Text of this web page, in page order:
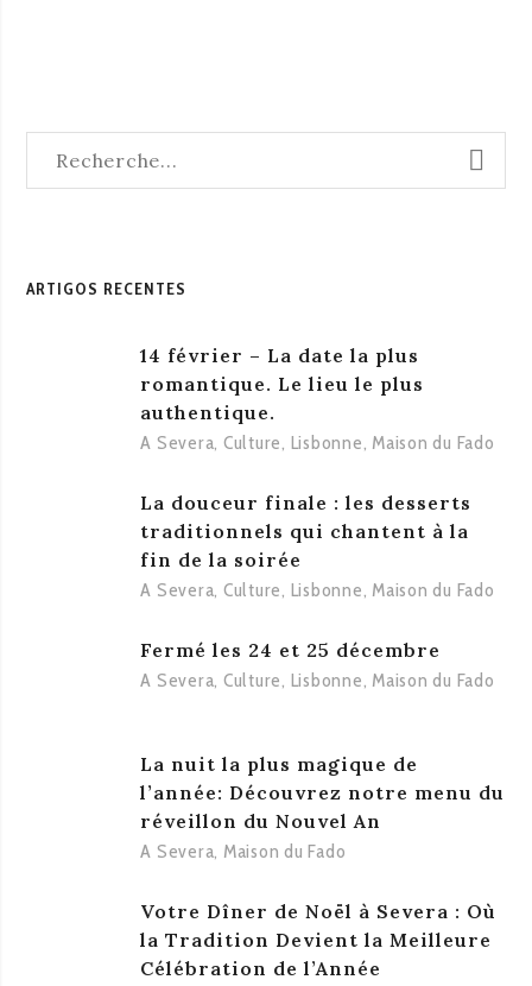
ARTIGOS RECENTES
14 février – La date la plus
romantique. Le lieu le plus
authentique.
A Severa, Culture, Lisbonne, Maison du Fado
La douceur finale : les desserts
traditionnels qui chantent à la
fin de la soirée
A Severa, Culture, Lisbonne, Maison du Fado
Fermé les 24 et 25 décembre
A Severa, Culture, Lisbonne, Maison du Fado
La nuit la plus magique de
l’année: Découvrez notre menu du
réveillon du Nouvel An
A Severa, Maison du Fado
Votre Dîner de Noël à Severa : Où
la Tradition Devient la Meilleure
Célébration de l’Année